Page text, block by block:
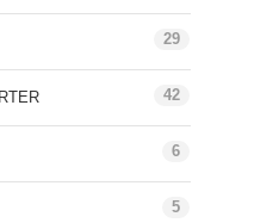
29
42
6
5